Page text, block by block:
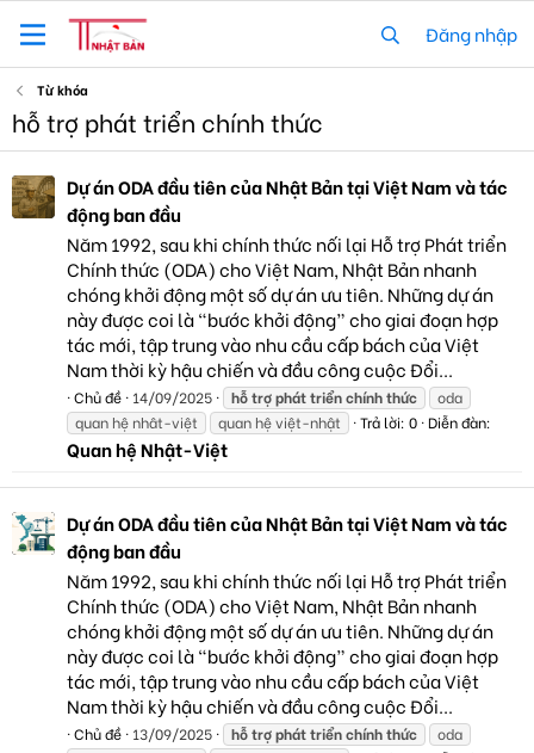
Đăng nhập
Từ khóa
hỗ trợ phát triển chính thức
Dự án ODA đầu tiên của Nhật Bản tại Việt Nam và tác
động ban đầu
Năm 1992, sau khi chính thức nối lại Hỗ trợ Phát triển
Chính thức (ODA) cho Việt Nam, Nhật Bản nhanh
chóng khởi động một số dự án ưu tiên. Những dự án
này được coi là “bước khởi động” cho giai đoạn hợp
tác mới, tập trung vào nhu cầu cấp bách của Việt
Nam thời kỳ hậu chiến và đầu công cuộc Đổi...
Chủ đề 14/09/2025 hỗtrợpháttriểnchínhthức
oda
quan hệ nhât-việt
quan hệ việt-nhật Trả lời: 0 Diễn đàn:
Quan hệ Nhật-Việt
Dự án ODA đầu tiên của Nhật Bản tại Việt Nam và tác
động ban đầu
Năm 1992, sau khi chính thức nối lại Hỗ trợ Phát triển
Chính thức (ODA) cho Việt Nam, Nhật Bản nhanh
chóng khởi động một số dự án ưu tiên. Những dự án
này được coi là “bước khởi động” cho giai đoạn hợp
tác mới, tập trung vào nhu cầu cấp bách của Việt
Nam thời kỳ hậu chiến và đầu công cuộc Đổi...
Chủ đề 13/09/2025 hỗtrợpháttriểnchínhthức
oda